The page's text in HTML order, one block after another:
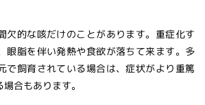
欠的な咳だけのことがあります。重症化す
眼脂を伴い発熱や食欲が落ちて来ます。多
で飼育されている場合は、症状がより重篤
合もあります。